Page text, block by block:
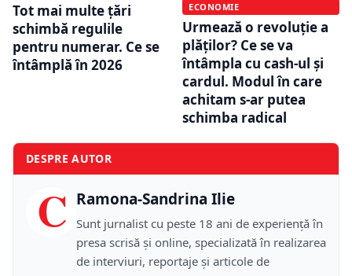
Tot mai multe țări
schimbă regulile
pentru numerar. Ce se
întâmplă în 2026
ECONOMIE
Urmează o revoluție a
plăților? Ce se va
întâmpla cu cash-ul și
cardul. Modul în care
achitam s-ar putea
schimba radical
DESPRE AUTOR
C Ramona-Sandrina Ilie
Sunt jurnalist cu peste 18 ani de experiență în
presa scrisă și online, specializată în realizarea
de interviuri, reportaje și articole de